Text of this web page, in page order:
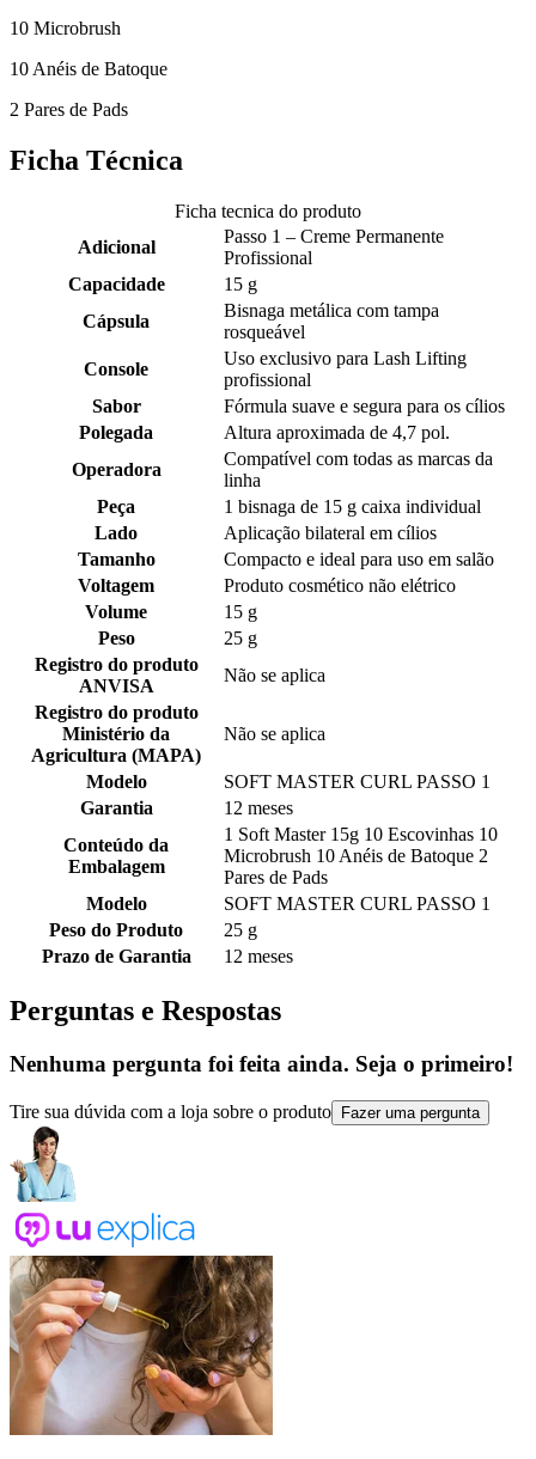
10 Microbrush
10 Anéis de Batoque
2 Pares de Pads
Ficha Técnica
Ficha tecnica do produto
Adicional
Passo 1 – Creme Permanente
Profissional
Capacidade
15 g
Cápsula
Bisnaga metálica com tampa
rosqueável
Console
Uso exclusivo para Lash Lifting
profissional
Sabor
Fórmula suave e segura para os cílios
Polegada
Altura aproximada de 4,7 pol.
Operadora
Compatível com todas as marcas da
linha
Peça
1 bisnaga de 15 g caixa individual
Lado
Aplicação bilateral em cílios
Tamanho
Compacto e ideal para uso em salão
Voltagem
Produto cosmético não elétrico
Volume
15 g
Peso
25 g
Registro do produto
ANVISA
Não se aplica
Registro do produto
Ministério da
Agricultura (MAPA)
Não se aplica
Modelo
SOFT MASTER CURL PASSO 1
Garantia
12 meses
Conteúdo da
Embalagem
1 Soft Master 15g 10 Escovinhas 10
Microbrush 10 Anéis de Batoque 2
Pares de Pads
Modelo
SOFT MASTER CURL PASSO 1
Peso do Produto
25 g
Prazo de Garantia
12 meses
Perguntas e Respostas
Nenhuma pergunta foi feita ainda. Seja o primeiro!
Tire sua dúvida com a loja sobre o produto Fazer uma pergunta